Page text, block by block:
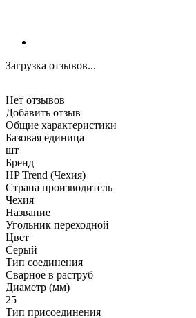
Загрузка отзывов...
Нет отзывов
Добавить отзыв
Общие характеристики
Базовая единица
шт
Бренд
HP Trend (Чехия)
Страна производитель
Чехия
Название
Угольник переходной
Цвет
Серый
Тип соединения
Сварное в раструб
Диаметр (мм)
25
Тип присоединения